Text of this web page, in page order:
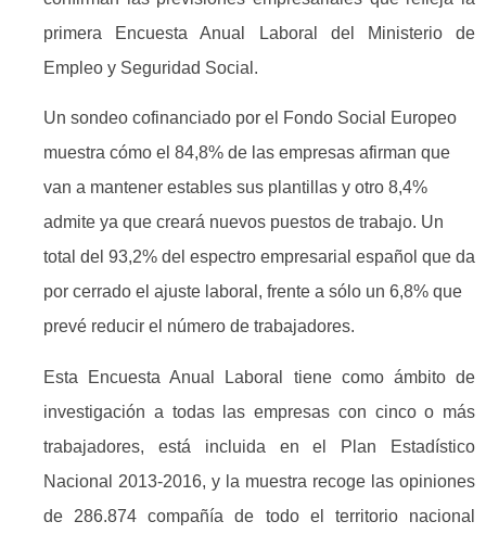
primera Encuesta Anual Laboral del Ministerio de
Empleo y Seguridad Social.
Un sondeo cofinanciado por el Fondo Social Europeo
muestra cómo el 84,8% de las empresas afirman que
van a mantener estables sus plantillas y otro 8,4%
admite ya que creará nuevos puestos de trabajo. Un
total del 93,2% del espectro empresarial español que da
por cerrado el ajuste laboral, frente a sólo un 6,8% que
prevé reducir el número de trabajadores.
Esta Encuesta Anual Laboral tiene como ámbito de
investigación a todas las empresas con cinco o más
trabajadores, está incluida en el Plan Estadístico
Nacional 2013-2016, y la muestra recoge las opiniones
de 286.874 compañía de todo el territorio nacional